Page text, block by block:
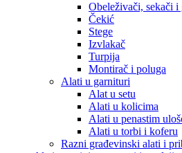
Obeleživači, sekači i
Čekić
Stege
Izvlakač
Turpija
Montirač i poluga
Alati u garnituri
Alat u setu
Alati u kolicima
Alati u penastim
Alati u torbi i koferu
Razni građevinski alati i